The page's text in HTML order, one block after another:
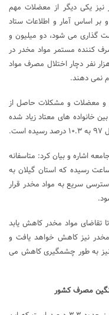
یکی دیگر از معضلات مهم
اساس آمار و اطلاعات ستاد
گذاری می شود، دو میلیون و
در سنین ۱۵ الی ۶۴ سال مصرف کننده مستمر مواد مخدر در
داریم که از این تعداد، یک میلیون و ۹۵۷ هزار نفر دچار اختلال مصرف مواد
نمی دهند.
و معضلات و مشکلات حاصل از
خانواده های معتاد زیاد شده
اشاره و بیان کرد: متاسفانه
رسیده که استان گیلان به
سریع به مواد مخدر قرار
تقاضای مواد مخدر کاهش یابد
مخدر نیز کاهش خواهد یافت و
نیز به طور چشمگیری کاهش می
مصرف کشور